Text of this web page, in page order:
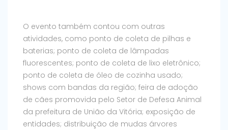
O evento também contou com outras
atividades, como ponto de coleta de pilhas e
baterias; ponto de coleta de lâmpadas
fluorescentes; ponto de coleta de lixo eletrônico;
ponto de coleta de óleo de cozinha usado;
shows com bandas da região; feira de adoção
de cães promovida pelo Setor de Defesa Animal
da prefeitura de União da Vitória; exposição de
entidades; distribuição de mudas árvores